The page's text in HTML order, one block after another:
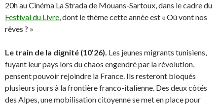
20h au Cinéma La Strada de Mouans-Sartoux, dans le cadre du
Festival du Livre, dont le thème cette année est « Où vont nos
rêves ? »
Le train de la dignité (10’26). Les jeunes migrants tunisiens,
fuyant leur pays lors du chaos engendré par la révolution,
pensent pouvoir rejoindre la France. Ils resteront bloqués
plusieurs jours à la frontière franco-italienne. Des deux côtés
des Alpes, une mobilisation citoyenne se met en place pour